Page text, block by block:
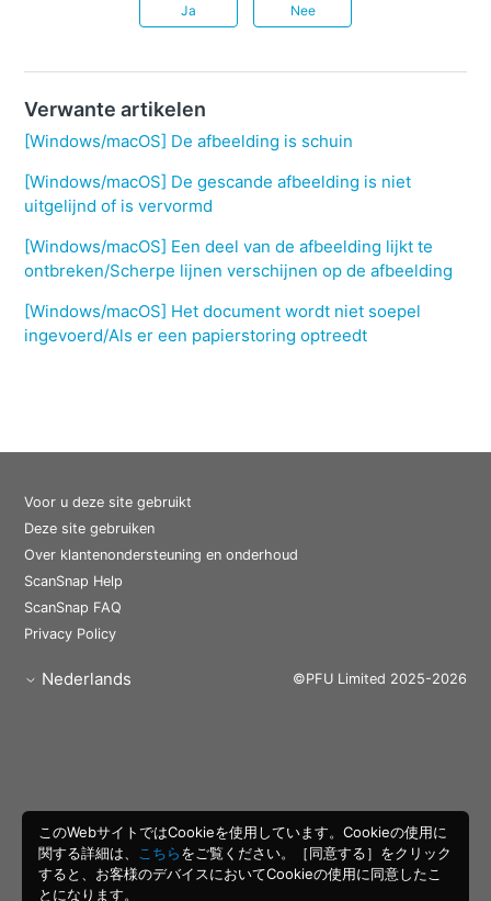
Ja Nee
Verwante artikelen
[Windows/macOS] De afbeelding is schuin
[Windows/macOS] De gescande afbeelding is niet
uitgelijnd of is vervormd
[Windows/macOS] Een deel van de afbeelding lijkt te
ontbreken/Scherpe lijnen verschijnen op de afbeelding
[Windows/macOS] Het document wordt niet soepel
ingevoerd/Als er een papierstoring optreedt
Voor u deze site gebruikt
Deze site gebruiken
Over klantenondersteuning en onderhoud
ScanSnap Help
ScanSnap FAQ
Privacy Policy
Nederlands ©PFU Limited 2025-2026
このWebサイトではCookieを使用しています。Cookieの使用に
関する詳細は、
こちらをご覧ください。［同意する］をクリック
すると、お客様のデバイスにおいてCookieの使用に同意したこ
とになります。